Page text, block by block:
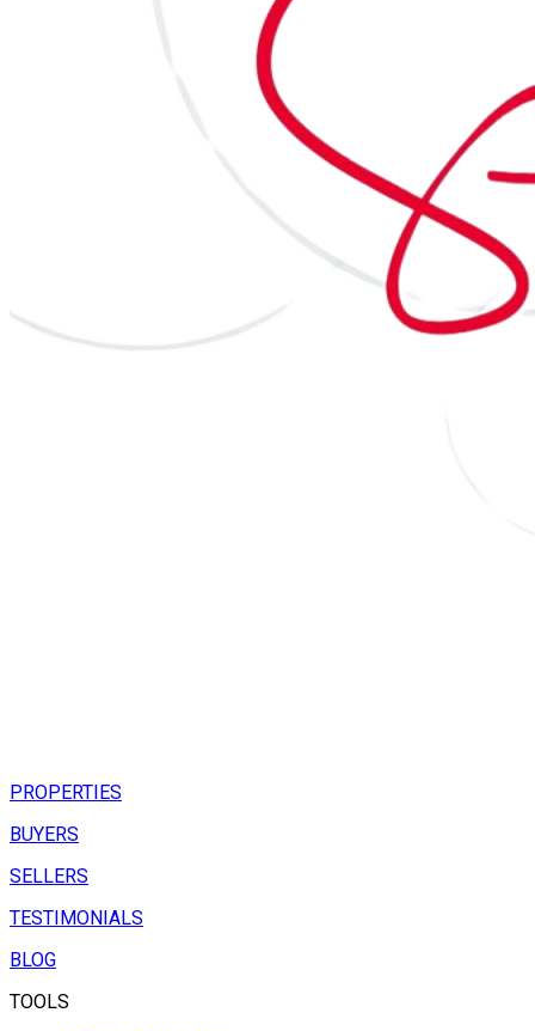
PROPERTIES
BUYERS
SELLERS
TESTIMONIALS
BLOG
TOOLS